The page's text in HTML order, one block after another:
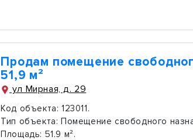
Продам помещение
51,9 м²
ул Мирная, д. 29
Код объекта: 123011.
Тип объекта: Помещение свободного
Площадь: 51.9 м².